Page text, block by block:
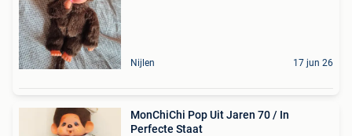
Nijlen 17 jun 26
MonChiChi Pop Uit Jaren 70 / In
Perfecte Staat